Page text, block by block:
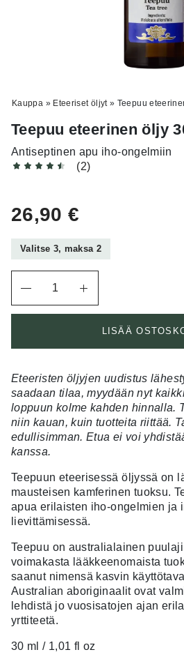
Kauppa » Eteeriset öljyt» Teepuu
Teepuu eteerinen öljy
Antiseptinen apu iho-ongelmiin
(2)
26,90€
Valitse 3, maksa 2
LISÄÄ
Eteeristen öljyjen uudistus
saadaan tilaa, myydään nyt
loppuun kolme kahden hinnalla.
niin kauan, kuin tuotteita riittää.
edullisimman. Etua ei voi
kanssa.
Teepuun eteerisessä öljyssä on
mausteisen kamferinen tuoksu.
apua erilaisten iho-ongelmien ja
lievittämisessä.
Teepuu on australialainen
voimakasta lääkkeenomaista
saanut nimensä kasvin
Australian aboriginaalit ovat
lehdistä jo vuosisatojen ajan
yrttiteetä.
30 ml / 1,01 fl oz